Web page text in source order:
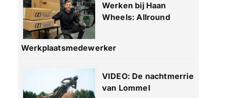
Werken bij Haan
Wheels: Allround
Werkplaatsmedewerker
VIDEO: De nachtmerrie
van Lommel